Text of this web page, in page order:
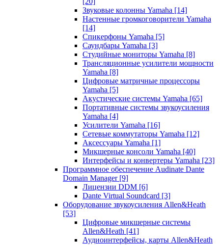
Звуковые колонны Yamaha [14]
Настенные громкоговорители Yamaha
[14]
Спикерфоны Yamaha [5]
Саундбары Yamaha [3]
Студийные мониторы Yamaha [8]
Трансляционные усилители мощности
Yamaha [8]
Цифровые матричные процессоры
Yamaha [5]
Акустические системы Yamaha [65]
Портативные системы звукоусиления
Yamaha [4]
Усилители Yamaha [16]
Сетевые коммутаторы Yamaha [12]
Аксессуары Yamaha [1]
Микшерные консоли Yamaha [40]
Интерфейсы и конвертеры Yamaha [23]
Программное обеспечение Audinate Dante
Domain Manager [9]
Лицензии DDM [6]
Dante Virtual Soundcard [3]
Оборудование звукоусиления Allen&Heath
[53]
Цифровые микшерные системы
Allen&Heath [41]
Аудиоинтерфейсы, карты Allen&Heath